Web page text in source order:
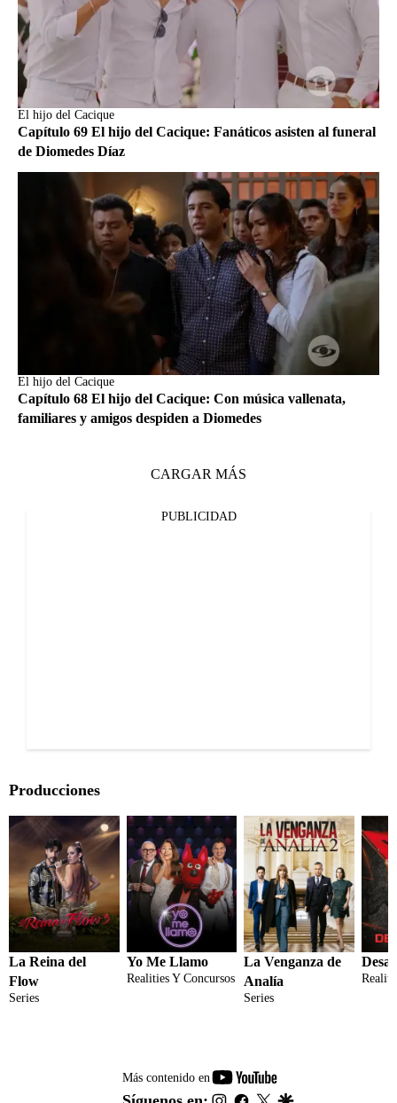
El hijo del Cacique
Capítulo 69 El hijo del Cacique: Fanáticos asisten al funeral
de Diomedes Díaz
El hijo del Cacique
Capítulo 68 El hijo del Cacique: Con música vallenata,
familiares y amigos despiden a Diomedes
CARGAR MÁS
PUBLICIDAD
Producciones
La Reina del
Flow
Series
Yo Me Llamo
Realities Y Concursos
La Venganza de
Analía
Series
Más contenido en
youtube-
footer
instagram
facebook
twitter